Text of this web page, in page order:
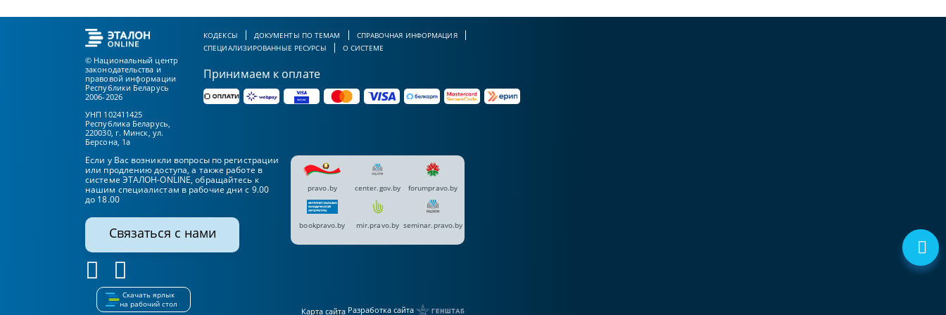
© Национальный центр
законодательства и
правовой информации
Республики Беларусь
2006-2026
УНП 102411425
Республика Беларусь,
220030, г. Минск, ул.
Берсона, 1а
КОДЕКСЫ ДОКУМЕНТЫ ПО ТЕМАМ
СПРАВОЧНАЯ ИНФОРМАЦИЯ
СПЕЦИАЛИЗИРОВАННЫЕ РЕСУРСЫ
О СИСТЕМЕ
Принимаем к оплате
Если у Вас возникли вопросы по регистрации
или продлению доступа, а также работе в
системе ЭТАЛОН-ONLINE, обращайтесь к
нашим специалистам в рабочие дни с 9.00
до 18.00
Связаться с нами
Скачать ярлык
на рабочий стол
pravo.by center.gov.by forumpravo.by
bookpravo.by mir.pravo.by seminar.pravo.by
Карта сайта Разработка сайта